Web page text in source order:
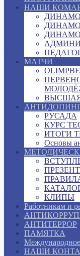
НАШИ
МАТЧИ
РУСАДА
КУРС
ИТОГИ
Основы
КЛИПЫ
Работникам и
АНТИТЕРРОР
ПАМЯТКА
Международное
НАШИ